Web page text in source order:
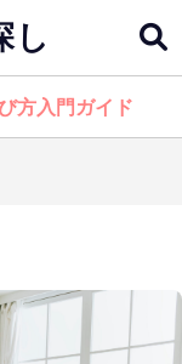
し
方入門ガイド